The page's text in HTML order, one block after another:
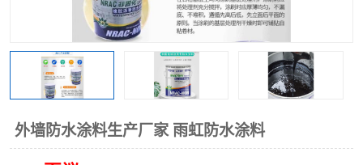
外墙防水涂料生产厂家 雨虹防水涂料